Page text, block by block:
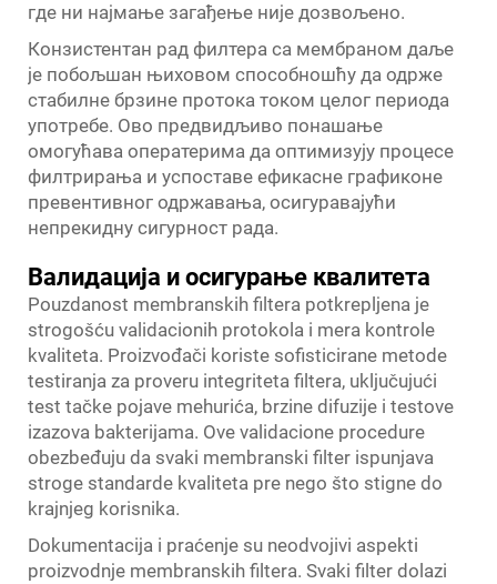
где ни најмање загађење није дозвољено.
Конзистентан рад филтера са мембраном даље
је побољшан њиховом способношћу да одрже
стабилне брзине протока током целог периода
употребе. Ово предвидљиво понашање
омогућава оператерима да оптимизују процесе
филтрирања и успоставе ефикасне графиконе
превентивног одржавања, осигуравајући
непрекидну сигурност рада.
Валидација и осигурање квалитета
Pouzdanost membranskih filtera potkrepljena je
strogošću validacionih protokola i mera kontrole
kvaliteta. Proizvođači koriste sofisticirane metode
testiranja za proveru integriteta filtera, uključujući
test tačke pojave mehurića, brzine difuzije i testove
izazova bakterijama. Ove validacione procedure
obezbeđuju da svaki membranski filter ispunjava
stroge standarde kvaliteta pre nego što stigne do
krajnjeg korisnika.
Dokumentacija i praćenje su neodvojivi aspekti
proizvodnje membranskih filtera. Svaki filter dolazi